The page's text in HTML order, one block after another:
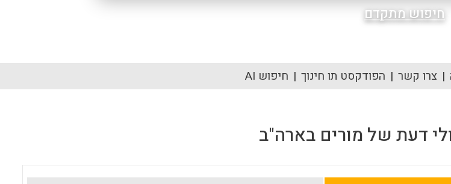
חיפוש מתקדם
צרו קשר הפודקסט תו חינוך חיפוש AI
דעת של מורים בארה"ב